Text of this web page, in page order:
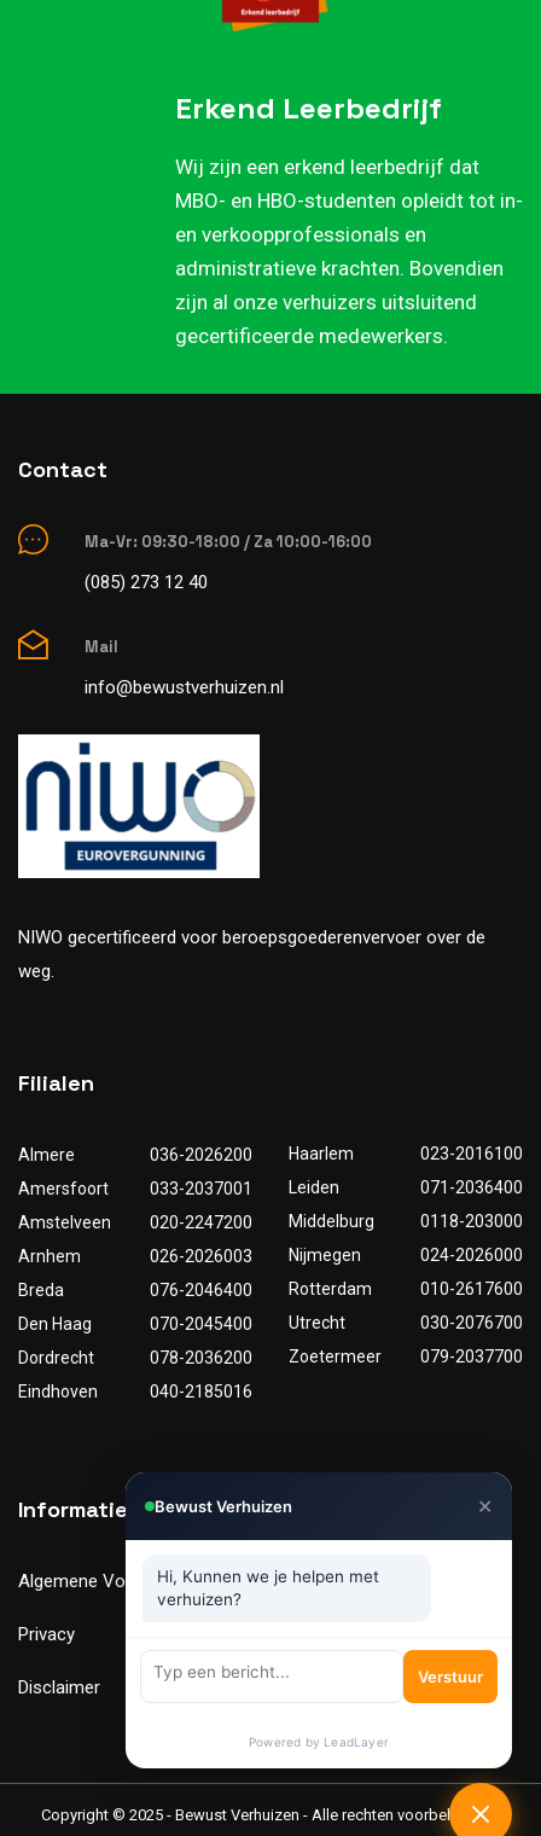
Erkend Leerbedrijf
Wij zijn een erkend leerbedrijf dat
MBO- en HBO-studenten opleidt tot in-
en verkoopprofessionals en
administratieve krachten. Bovendien
zijn al onze verhuizers uitsluitend
gecertificeerde medewerkers.
Contact
Ma-Vr: 09:30-18:00 / Za 10:00-16:00
(085) 273 12 40
Mail
info@bewustverhuizen.nl
NIWO gecertificeerd voor beroepsgoederenvervoer over de
weg.
Filialen
Almere
036-2026200
Amersfoort
033-2037001
Amstelveen
020-2247200
Arnhem
026-2026003
Breda
076-2046400
Den Haag
070-2045400
Dordrecht
078-2036200
Eindhoven
040-2185016
Haarlem
023-2016100
Leiden
071-2036400
Middelburg
0118-203000
Nijmegen
024-2026000
Rotterdam
010-2617600
Utrecht
030-2076700
Zoetermeer
079-2037700
Informatie
Algemene Voorwaarden
Privacy
Disclaimer
Nuttige links
Tarieven
Copyright © 2025 - Bewust Verhuizen - Alle rechten voorbehouden
Bewust Verhuizen ✕
Hi, Kunnen we je helpen met
verhuizen?
Verstuur
Powered by LeadLayer